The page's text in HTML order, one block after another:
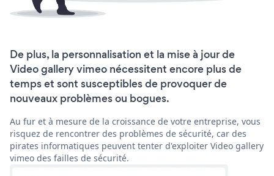
De plus, la personnalisation et la mise à jour de
Video gallery vimeo nécessitent encore plus de
temps et sont susceptibles de provoquer de
nouveaux problèmes ou bogues.
Au fur et à mesure de la croissance de votre entreprise, vous
risquez de rencontrer des problèmes de sécurité, car des
pirates informatiques peuvent tenter d'exploiter Video gallery
vimeo des failles de sécurité.